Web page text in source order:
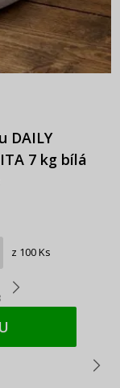
DAILY
7 kg bílá
z 100 Ks